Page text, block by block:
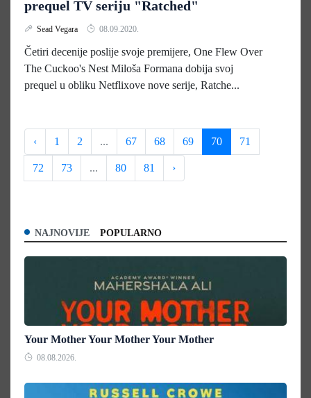
prequel TV seriju "Ratched"
Sead Vegara 08.09.2020.
Četiri decenije poslije svoje premijere, One Flew Over
The Cuckoo's Nest Miloša Formana dobija svoj
prequel u obliku Netflixove nove serije, Ratche...
‹ 1 2 ... 67 68 69 70 71
72 73 ... 80 81 ›
NAJNOVIJE POPULARNO
Your Mother Your Mother Your Mother
08.08.2026.